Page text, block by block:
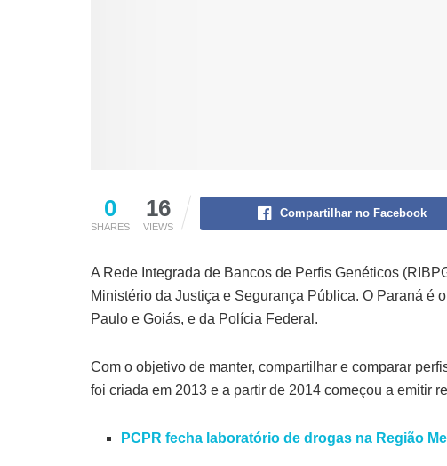
0
SHARES
16
VIEWS
Compartilhar no Facebook
A Rede Integrada de Bancos de Perfis Genéticos
Ministério da Justiça e Segurança Pública. O Paraná é
Paulo e Goiás, e da Polícia Federal.
Com o objetivo de manter, compartilhar e comparar
foi criada em 2013 e a partir de 2014 começou a emitir
PCPR fecha laboratório de drogas na Região